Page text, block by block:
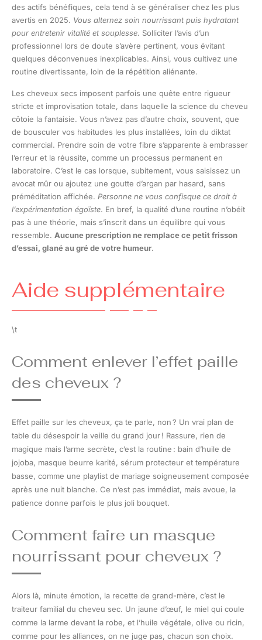
des actifs bénéfiques, cela tend à se généraliser chez les plus
avertis en 2025. Vous alternez soin nourrissant puis hydratant
pour entretenir vitalité et souplesse. Solliciter l’avis d’un
professionnel lors de doute s’avère pertinent, vous évitant
quelques déconvenues inexplicables. Ainsi, vous cultivez une
routine divertissante, loin de la répétition aliénante.
Les cheveux secs imposent parfois une quête entre rigueur
stricte et improvisation totale, dans laquelle la science du cheveu
côtoie la fantaisie. Vous n’avez pas d’autre choix, souvent, que
de bousculer vos habitudes les plus installées, loin du diktat
commercial. Prendre soin de votre fibre s’apparente à embrasser
l’erreur et la réussite, comme un processus permanent en
laboratoire. C’est le cas lorsque, subitement, vous saisissez un
avocat mûr ou ajoutez une goutte d’argan par hasard, sans
préméditation affichée. Personne ne vous confisque ce droit à
l’expérimentation égoïste. En bref, la qualité d’une routine n’obéit
pas à une théorie, mais s’inscrit dans un équilibre qui vous
ressemble. Aucune prescription ne remplace ce petit frisson
d’essai, glané au gré de votre humeur.
Aide supplémentaire
\t
Comment enlever l’effet paille
des cheveux ?
Effet paille sur les cheveux, ça te parle, non ? Un vrai plan de
table du désespoir la veille du grand jour ! Rassure, rien de
magique mais l’arme secrète, c’est la routine : bain d’huile de
jojoba, masque beurre karité, sérum protecteur et température
basse, comme une playlist de mariage soigneusement composée
après une nuit blanche. Ce n’est pas immédiat, mais avoue, la
patience donne parfois le plus joli bouquet.
Comment faire un masque
nourrissant pour cheveux ?
Alors là, minute émotion, la recette de grand-mère, c’est le
traiteur familial du cheveu sec. Un jaune d’œuf, le miel qui coule
comme la larme devant la robe, et l’huile végétale, olive ou ricin,
comme pour les alliances, on ne juge pas, chacun son choix.